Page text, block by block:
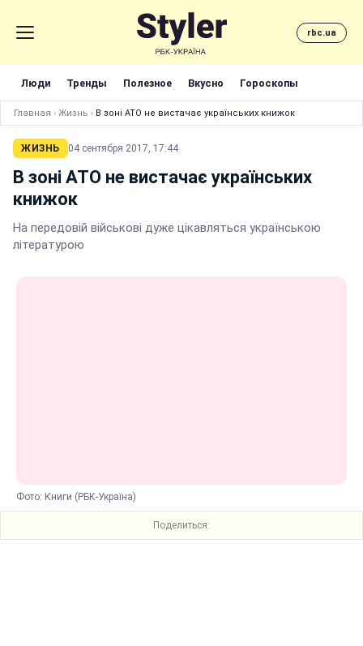
rbc.ua
Люди Тренды Полезное Вкусно Гороскопы
Главная › Жизнь › В зоні АТО не вистачає українських книжок
ЖИЗНЬ 04 сентября 2017, 17:44
В зоні АТО не вистачає українських
книжок
На передовій військові дуже цікавляться українською
літературою
Фото: Книги (РБК-Україна)
Поделиться: